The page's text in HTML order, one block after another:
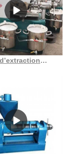
Machine d’extraction d’huile d’extracteur de pépins de raisin brut du Tchad en France